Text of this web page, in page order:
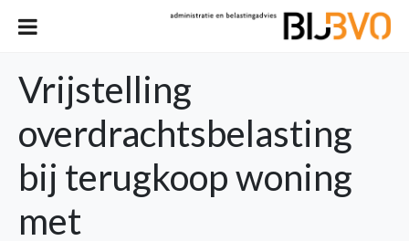
Vrijstelling
overdrachtsbelasting
bij terugkoop woning
met